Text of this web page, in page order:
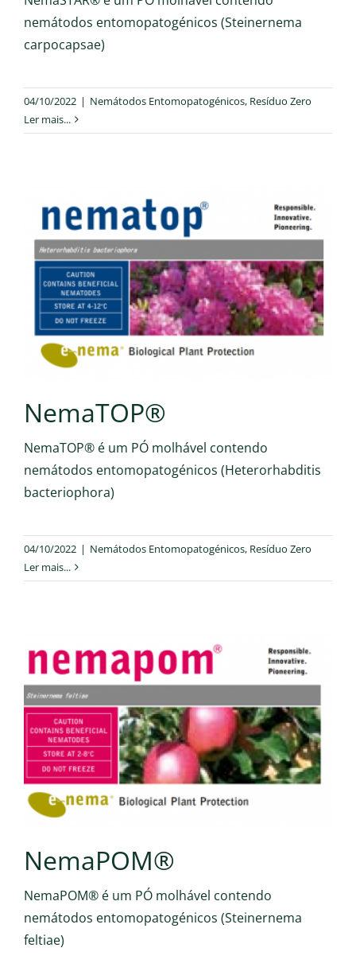
nemátodos entomopatogénicos (Steinernema
carpocapsae)
04/10/2022 | Nemátodos Entomopatogénicos, Resíduo Zero
Ler mais...
NemaTOP®
NemaTOP® é um PÓ molhável contendo
nemátodos entomopatogénicos (Heterorhabditis
bacteriophora)
04/10/2022 | Nemátodos Entomopatogénicos, Resíduo Zero
Ler mais...
NemaPOM®
NemaPOM® é um PÓ molhável contendo
nemátodos entomopatogénicos (Steinernema
feltiae)